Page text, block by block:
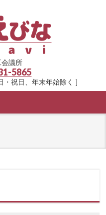
議所
5865
・祝日、年末年始除く ]